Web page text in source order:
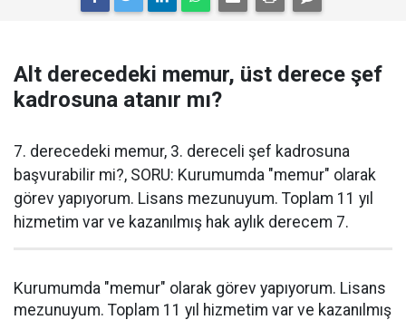
Alt derecedeki memur, üst derece şef
kadrosuna atanır mı?
7. derecedeki memur, 3. dereceli şef kadrosuna
başvurabilir mi?, SORU: Kurumumda "memur" olarak
görev yapıyorum. Lisans mezunuyum. Toplam 11 yıl
hizmetim var ve kazanılmış hak aylık derecem 7.
Kurumumda "memur" olarak görev yapıyorum. Lisans
mezunuyum. Toplam 11 yıl hizmetim var ve kazanılmış